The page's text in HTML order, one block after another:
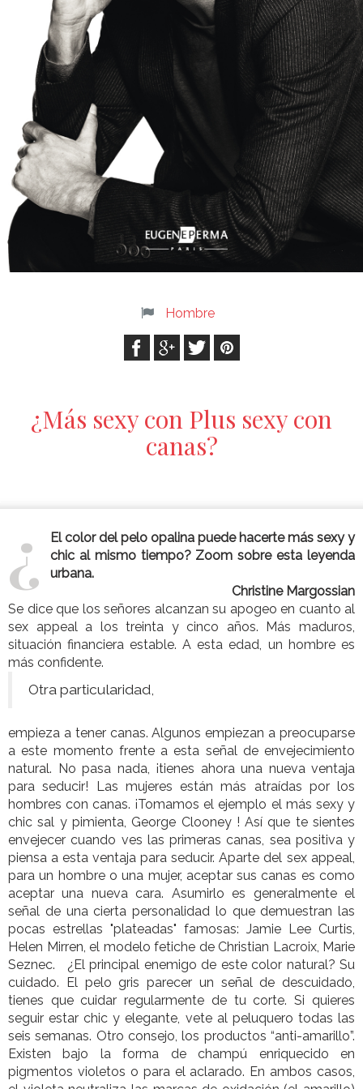
Hombre
¿Más sexy con Plus sexy con
canas?
¿
El color del pelo opalina puede hacerte más sexy y
chic al mismo tiempo? Zoom sobre esta leyenda
urbana.
Christine Margossian
Se dice que los señores alcanzan su apogeo en cuanto al
sex appeal a los treinta y cinco años. Más maduros,
situación financiera estable. A esta edad, un hombre es
más confidente.
Otra particularidad,
empieza a tener canas. Algunos empiezan a preocuparse
a este momento frente a esta señal de envejecimiento
natural. No pasa nada, ¡tienes ahora una nueva ventaja
para seducir! Las mujeres están más atraídas por los
hombres con canas. ¡Tomamos el ejemplo el más sexy y
chic sal y pimienta, George Clooney ! Así que te sientes
envejecer cuando ves las primeras canas, sea positiva y
piensa a esta ventaja para seducir. Aparte del sex appeal,
para un hombre o una mujer, aceptar sus canas es como
aceptar una nueva cara. Asumirlo es generalmente el
señal de una cierta personalidad lo que demuestran las
pocas estrellas "plateadas" famosas: Jamie Lee Curtis,
Helen Mirren, el modelo fetiche de Christian Lacroix, Marie
Seznec. ¿El principal enemigo de este color natural? Su
cuidado. El pelo gris parecer un señal de descuidado,
tienes que cuidar regularmente de tu corte. Si quieres
seguir estar chic y elegante, vete al peluquero todas las
seis semanas. Otro consejo, los productos “anti-amarillo”.
Existen bajo la forma de champú enriquecido en
pigmentos violetos o para el aclarado. En ambos casos,